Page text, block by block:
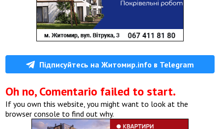
Підписуйтесь на Житомир.info в Telegram
Oh no, Comentario failed to start.
If you own this website, you might want to look at the
browser console to find out why.